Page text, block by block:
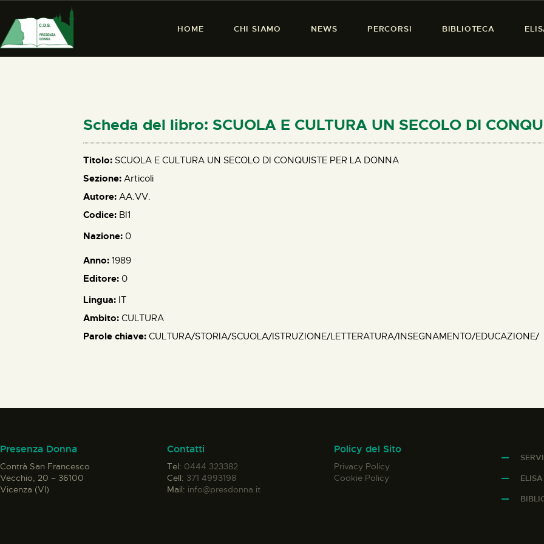
HOME CHI SIAMO NEWS PERCORSI BIBLIOTECA
PRESENZA DONNA
PERCORSI
BIBLIOTECA
Scheda del libro: SCUOLA E CULTURA UN SECOLO DI
Titolo: SCUOLA E CULTURA UN SECOLO DI CONQUISTE PER LA DONNA
Sezione: Articoli
Autore: AA.VV.
Codice: BI1
Nazione: 0
Anno: 1989
Editore: 0
Lingua: IT
Ambito: CULTURA
Parole chiave: CULTURA/STORIA/SCUOLA/ISTRUZIONE/LETTERATURA/INSEGNAMENTO/EDUCAZIONE/
Presenza Donna
Contrà San Francesco
Vecchio, 20 – 36100
Vicenza (VI)
Contatti
Tel: 0444 323382
Cell: 371 4993198
Mail: info@presdonna.it
Policy del Sito
Privacy Policy
Cookie Policy